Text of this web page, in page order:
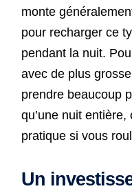
monte
pour recharger ce
pendant la nuit.
avec de plus
prendre beaucoup
qu’une nuit
pratique si vous
Un